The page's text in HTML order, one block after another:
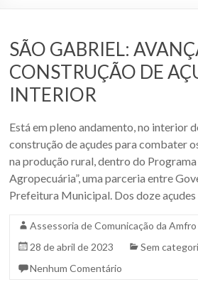
da
Fronteira
Oeste
–
RS
Site
da
Associação
dos
Municípios
da
SÃO GABRIEL:
CONSTRUÇÃO DE
INTERIOR
Está em pleno andamento, no interior
construção de açudes para combater
na produção rural, dentro do Programa
Agropecuária”, uma parceria entre
Prefeitura Municipal. Dos doze açudes
Assessoria de Comunicação da Amfro
28 de abril de 2023
Sem
Nenhum Comentário